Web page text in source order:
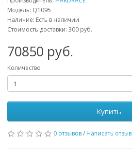
Модель: Q1095
Наличие: Есть в наличии
Стоимость доставки: 300 руб.
70850 руб.
Количество
Купить
0 отзывов/ Написать отзыв